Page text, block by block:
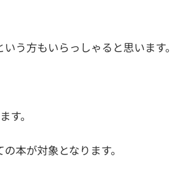
う方もいらっしゃると思います。
す。
本が対象となります。